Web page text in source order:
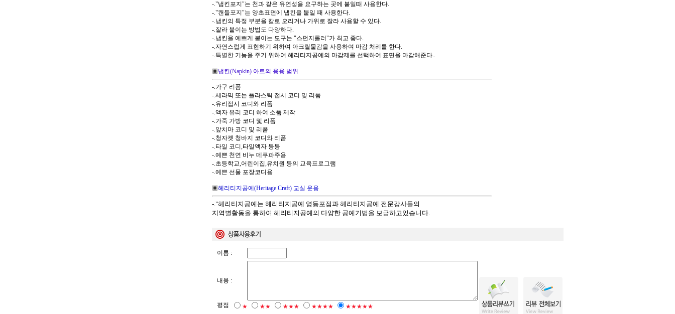
-."냅킨포지"는 천과 같은 유연성을 요구하는 곳에 붙일때 사용한다.
-."캔들포지"는 양초표면에 냅킨을 붙일 때 사용한다.
-.냅킨의 특정 부분을 칼로 오리거나 가위로 잘라 사용할 수 있다.
-.잘라 붙이는 방법도 다양하다.
-.냅킨을 예쁘게 붙이는 도구는 "스펀지롤러"가 최고 좋다.
-.자연스럽게 표현하기 위하여 아크릴물감을 사용하여 마감 처리를 한다.
-.특별한 기능을 주기 위하여 헤리티지공예의 마감제를 선택하여 표면을 마감해준다..
▣ 냅킨(Napkin) 아트의 응용 범위
-.가구 리폼
-.세라믹 또는 플라스틱 접시 코디 및 리폼
-.유리접시 코디와 리폼
-.액자 유리 코디 하여 소품 제작
-.가죽 가방 코디 및 리폼
-.앞치마 코디 및 리폼
-.청자켓 청바지 코디와 리폼
-.타일 코디,타일액자 등등
-.예쁜 천연 비누 데쿠파주용
-.초등학교,어린이집,유치원 등의 교육프로그램
-.예쁜 선물 포장코디용
▣헤리티지공예(Heritage Craft) 교실 운용
-."헤리티지공예는 헤리티지공예 영등포점과 헤리티지공예 전문강사들의
지역별활동을 통하여 헤리티지공예의 다양한 공예기법을 보급하고있습니다.
이름 :
내용 :
평점 ★ ★★ ★★★ ★★★★ ★★★★★